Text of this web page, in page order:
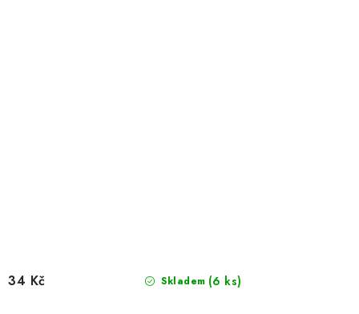
Skladem (6 ks)
34 Kč